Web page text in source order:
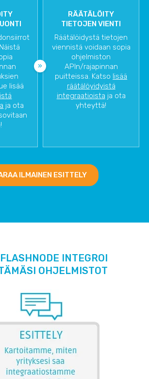
lisää
ja ota
RÄÄTÄLÖITY
TIETOJEN VIENTI
Räätälöidystä tietojen
viennistä voidaan sopia
ohjelmiston
APIn/rajapinnan
puitteissa. Katso lisää
räätälöyidyistä
integraatioista ja ota
yhteyttä!
ILMAINEN ESITTELY
INTEGROI
OHJELMISTOT